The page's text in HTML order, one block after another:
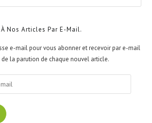
Nos Articles Par E-Mail.
e-mail pour vous abonner et recevoir par e-mail
la parution de chaque nouvel article.